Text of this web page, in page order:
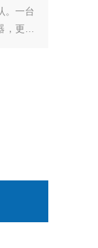
。一台
更多